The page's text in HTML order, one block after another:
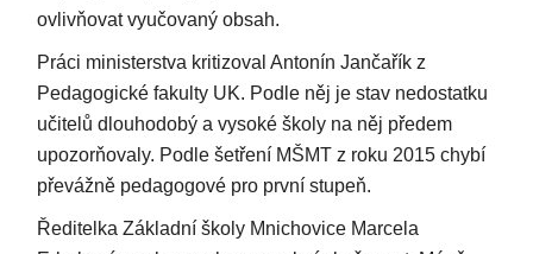
ovlivňovat vyučovaný obsah.
Práci ministerstva kritizoval Antonín Jančařík z
Pedagogické fakulty UK. Podle něj je stav nedostatku
učitelů dlouhodobý a vysoké školy na něj předem
upozorňovaly. Podle šetření MŠMT z roku 2015 chybí
převážně pedagogové pro první stupeň.
Ředitelka Základní školy Mnichovice Marcela